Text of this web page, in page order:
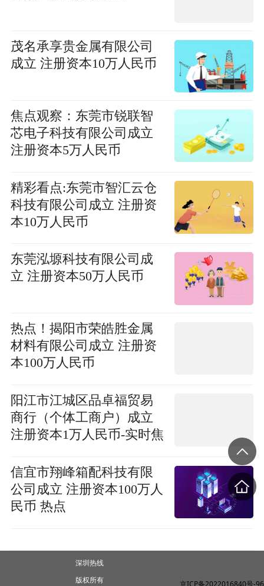
茂名承享贵金属有限公司
成立 注册资本10万人民币
焦点观察：东莞市锐联智
芯电子科技有限公司成立
注册资本5万人民币
精彩看点:东莞市智汇云仓
科技有限公司成立 注册资
本10万人民币
东莞泓塬科技有限公司成
立 注册资本50万人民币
热点！揭阳市荣皓胜金属
材料有限公司成立 注册资
本100万人民币
阳江市江城区品卓福贸易
商行（个体工商户）成立
注册资本1万人民币-实时焦
信宜市翔峰箱配科技有限
公司成立 注册资本100万人
民币 热点
深圳热线
版权所有